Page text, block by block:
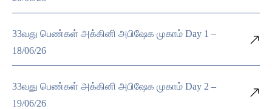
33வது பெண்கள் அக்கினி அபிஷேக முகாம் Day 1 –
18/06/26
33வது பெண்கள் அக்கினி அபிஷேக முகாம் Day 2 –
19/06/26